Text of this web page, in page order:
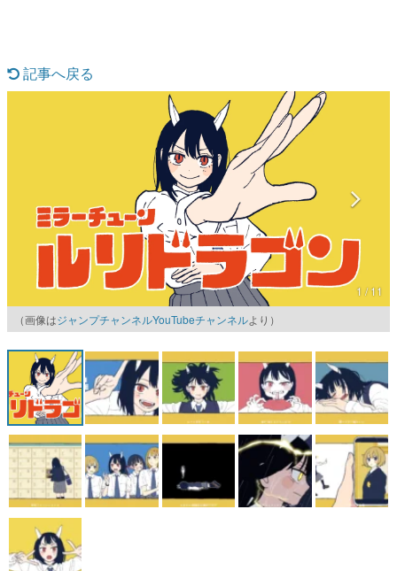
なんでゲームは面白い？
ゲーム開発者・hamatsu氏がゲームの魅力を画面や操作の
具体的な形から解き明かしていく、硬派で骨太な評論連載
ゲームが変えた日本語
「経験値」「裏技」「ラスボス」… ゲームにまつわる言葉
の起源や用法の変遷を、コンピューター文化史研究家・タ
イニーP氏が徹底調査。
カテゴリ
特集記事
マンガ
女性向け
アプリレビュー
その他
電ファミニコゲーマーとは？
運営：株式会社マレ
記事へ戻る
1 / 11
（画像はジャンプチャンネルYouTubeチャンネルより）